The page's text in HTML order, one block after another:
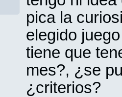
pica la
elegido
tiene que
mes?, ¿se
¿criterios?